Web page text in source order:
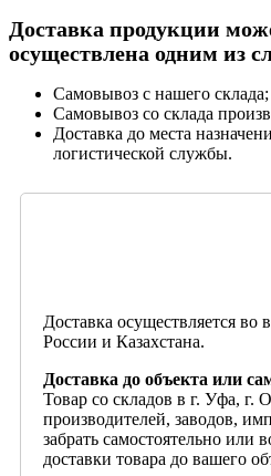
Доставка продукции
осуществлена одним из
Самовывоз с нашего склада;
Самовывоз со склада
Доставка до места
логистической службы.
Доставка осуществляется во
России и Казахстана.
Доставка до объекта или
Товар со складов в г. Уфа, г.
производителей, заводов,
забрать самостоятельно или
доставки товара до вашего